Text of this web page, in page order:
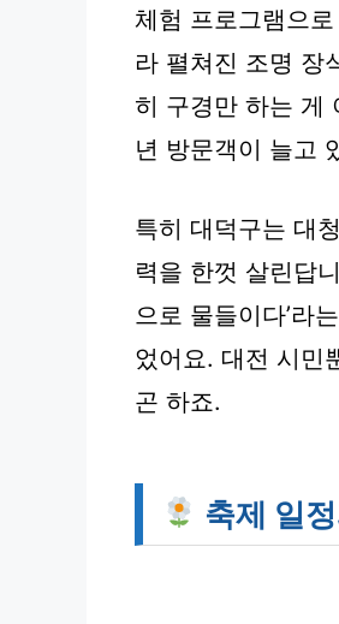
체험 프로그램으
라 펼쳐진 조명 장
히 구경만 하는 게
년 방문객이 늘고
특히 대덕구는 대
력을 한껏 살린답
으로 물들이다’라
었어요. 대전 시민
곤 하죠.
축제 일